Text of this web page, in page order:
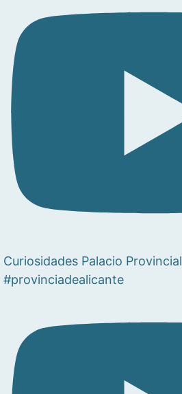
Curiosidades Palacio Provincial
#provinciadealicante